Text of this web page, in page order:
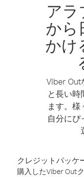
アラ
から
かけ
Viber Out
と長い時
ます。様
自分にぴ
クレジットパッケ
購入したViber Out